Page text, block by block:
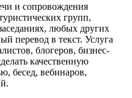
и сопровождения
групп,
любых других
перевод в текст. Услуга
блогеров, бизнес-
качественную
бесед, вебинаров,